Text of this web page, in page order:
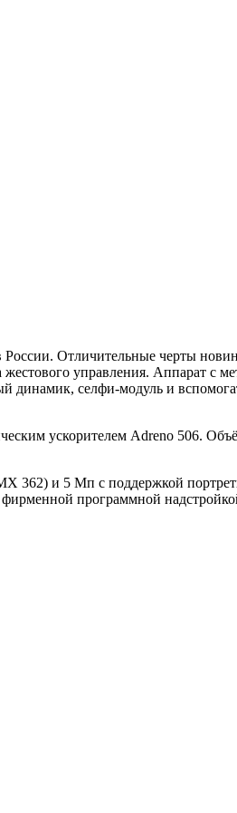
России. Отличительные черты
управления. Аппарат с
динамик, селфи-модуль и
ускорителем Adreno 506.
362) и 5 Мп с поддержкой
программной